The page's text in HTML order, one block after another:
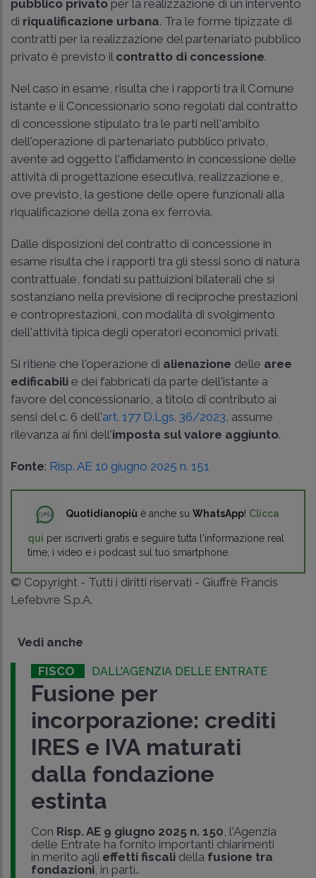
pubblico privato per la realizzazione di un intervento
di riqualificazione urbana. Tra le forme tipizzate di
contratti per la realizzazione del partenariato pubblico
privato è previsto il contratto di concessione.
Nel caso in esame, risulta che i rapporti tra il Comune
istante e il Concessionario sono regolati dal contratto
di concessione stipulato tra le parti nell'ambito
dell'operazione di partenariato pubblico privato,
avente ad oggetto l'affidamento in concessione delle
attività di progettazione esecutiva, realizzazione e,
ove previsto, la gestione delle opere funzionali alla
riqualificazione della zona ex ferrovia.
Dalle disposizioni del contratto di concessione in
esame risulta che i rapporti tra gli stessi sono di natura
contrattuale, fondati su pattuizioni bilaterali che si
sostanziano nella previsione di reciproche prestazioni
e controprestazioni, con modalità di svolgimento
dell'attività tipica degli operatori economici privati.
Si ritiene che l'operazione di alienazione delle aree
edificabili e dei fabbricati da parte dell'istante a
favore del concessionario, a titolo di contributo ai
sensi del c. 6 dell'art. 177 D.Lgs. 36/2023, assume
rilevanza ai fini dell'imposta sul valore aggiunto.
Fonte: Risp. AE 10 giugno 2025 n. 151
Quotidianopiù è anche su WhatsApp! Clicca
qui per iscriverti gratis e seguire tutta l'informazione real
time, i video e i podcast sul tuo smartphone.
© Copyright - Tutti i diritti riservati - Giuffrè Francis
Lefebvre S.p.A.
Vedi anche
FISCO DALL'AGENZIA DELLE ENTRATE
Fusione per
incorporazione: crediti
IRES e IVA maturati
dalla fondazione
estinta
Con Risp. AE 9 giugno 2025 n. 150, l'Agenzia
delle Entrate ha fornito importanti chiarimenti
in merito agli effetti fiscali della fusione tra
fondazioni, in parti..